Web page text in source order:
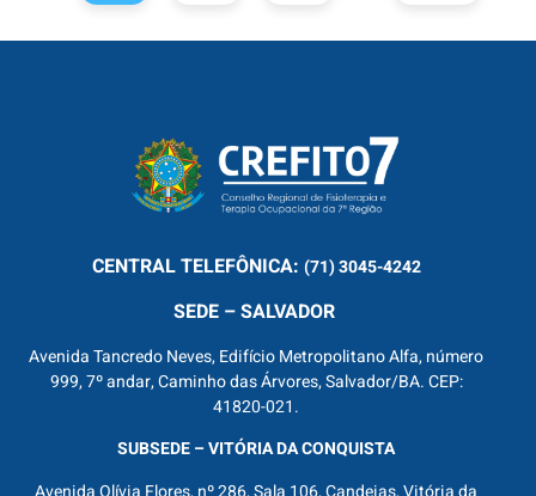
CENTRALTELEFÔNICA: (71) 3045-4242
SEDE – SALVADOR
Avenida Tancredo Neves, Edifício Metropolitano Alfa, número
999, 7º andar, Caminho das Árvores, Salvador/BA. CEP:
41820-021.
SUBSEDE – VITÓRIA DA CONQUISTA